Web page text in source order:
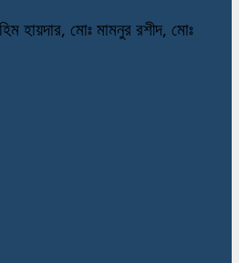
হায়দার, মোঃ মামনুর রশীদ, মোঃ